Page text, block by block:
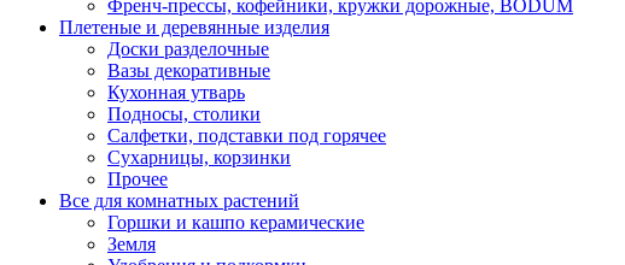
Френч-прессы, кофейники, кружки дорожные, BODUM
Плетеные и деревянные изделия
Доски разделочные
Вазы декоративные
Кухонная утварь
Подносы, столики
Салфетки, подставки под горячее
Сухарницы, корзинки
Прочее
Все для комнатных растений
Горшки и кашпо керамические
Земля